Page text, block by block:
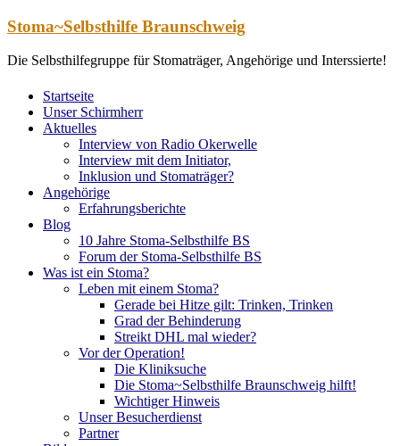
Zum
springen
Stoma~Selbsthilfe Braunschweig
Die Selbsthilfegruppe für Stomaträger, Angehörige und Interssierte!
Startseite
Unser Schirmherr
Aktuelles
Interview von Radio Okerwelle
Interview mit dem Initiator,
Inklusion und Stomaträger?
Angehörige
Erfahrungsberichte
Blog
10 Jahre Stoma-Selbsthilfe BS
Forum der Stoma-Selbsthilfe BS
Was ist ein Stoma?
Leben mit einem Stoma?
Gerade bei Hitze gilt: Trinken, Trinken
Grad der Behinderung
Streikt DHL mal wieder?
Vor der Operation!
Die Kliniksuche
Die Stoma~Selbsthilfe Braunschweig hilft!
Wichtiger Hinweis
Unser Besucherdienst
Partner